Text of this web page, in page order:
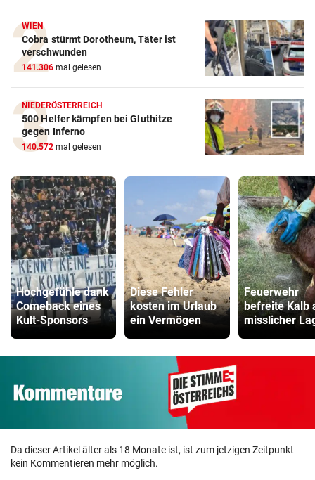
WIEN
Cobra stürmt Dorotheum, Täter ist
verschwunden
141.306 mal gelesen
NIEDERÖSTERREICH
500 Helfer kämpfen bei Gluthitze
gegen Inferno
140.572 mal gelesen
Hochgefühle dank
Comeback eines
Kult-Sponsors
Diese Fehler
kosten im Urlaub
ein Vermögen
Feuerwehr
befreite Kalb
misslicher
Da dieser Artikel älter als 18 Monate ist, ist zum jetzigen Zeitpunkt
kein Kommentieren mehr möglich.